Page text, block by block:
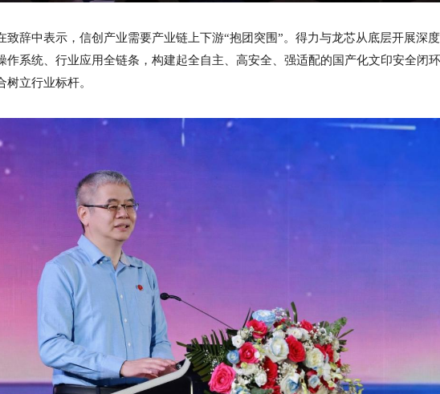
致辞中表示，信创产业需要产业链上下游“抱团突围”。得力与龙芯从底层开展深
作系统、行业应用全链条，构建起全自主、高安全、强适配的国产化文印安全闭
树立行业标杆。